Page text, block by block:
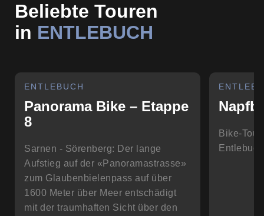
Beliebte Touren
in ENTLEBUCH
ENTLEBUCH
Panorama Bike – Etappe
8
Sarnen - Sörenberg: Der lange
Aufstieg auf der «Panoramastrasse»
zum Glaubenbielenpass auf über
1600 Meter über Meer entschädigt
mit der traumhaften Sicht über den
Bike-